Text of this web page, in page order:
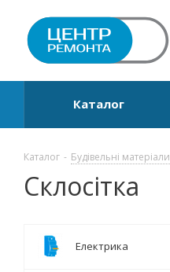
Каталог
Каталог - Будівельні матеріали
Склосітка
Електрика